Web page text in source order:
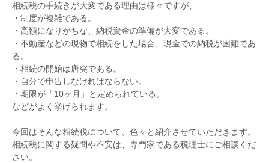
相続税の手続きが大変である理由は様々ですが、
・制度が複雑である。
・高額になりがちな、納税資金の準備が大変である。
・不動産などの現物で相続をした場合、現金での納税が困難であ
る。
・相続の開始は唐突である。
・自分で申告しなければならない。
・期限が「10ヶ月」と定められている。
などがよく挙げられます。
今回はそんな相続税について、色々と紹介させていただきます。
相続税に関する疑問や不安は、専門家である税理士にご相談くだ
さい。